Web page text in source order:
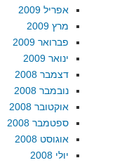
אפריל 2009
מרץ 2009
פברואר 2009
ינואר 2009
דצמבר 2008
נובמבר 2008
אוקטובר 2008
ספטמבר 2008
אוגוסט 2008
יולי 2008